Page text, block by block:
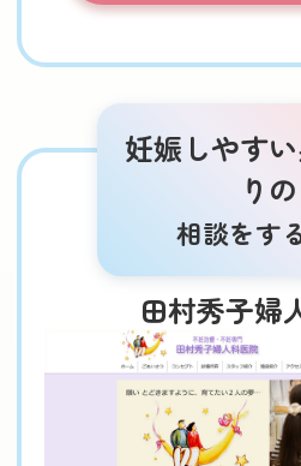
妊娠しやす
りの
相談をす
田村秀子婦